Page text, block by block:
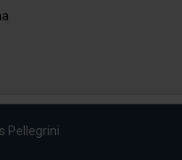
Pellegrini